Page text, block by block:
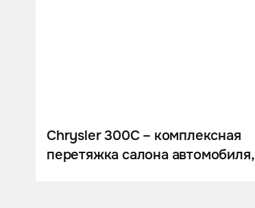
Chrysler 300C – комплексная
перетяжка салона автомобиля,